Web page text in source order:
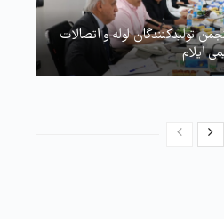
تولیدکنندگان لوله و اتصالات
ایلام